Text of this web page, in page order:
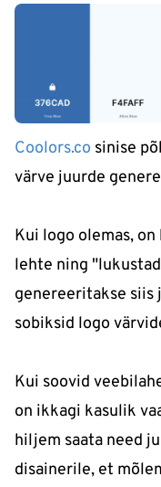
Coolors.co sinise
värve juurde
Kui logo olemas,
lehte ning
genereeritakse siis
sobiksid logo
Kui soovid
on ikkagi kasulik
hiljem saata need
disainerile, et